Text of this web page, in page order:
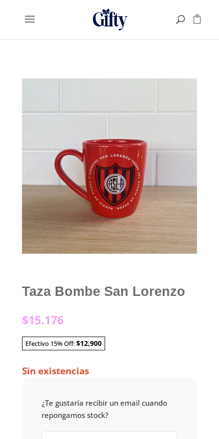
Taza Bombe San Lorenzo
$15.176
Efectivo 15% Off:$12,900
Sin existencias
¿Te gustaría recibir un email cuando
repongamos stock?